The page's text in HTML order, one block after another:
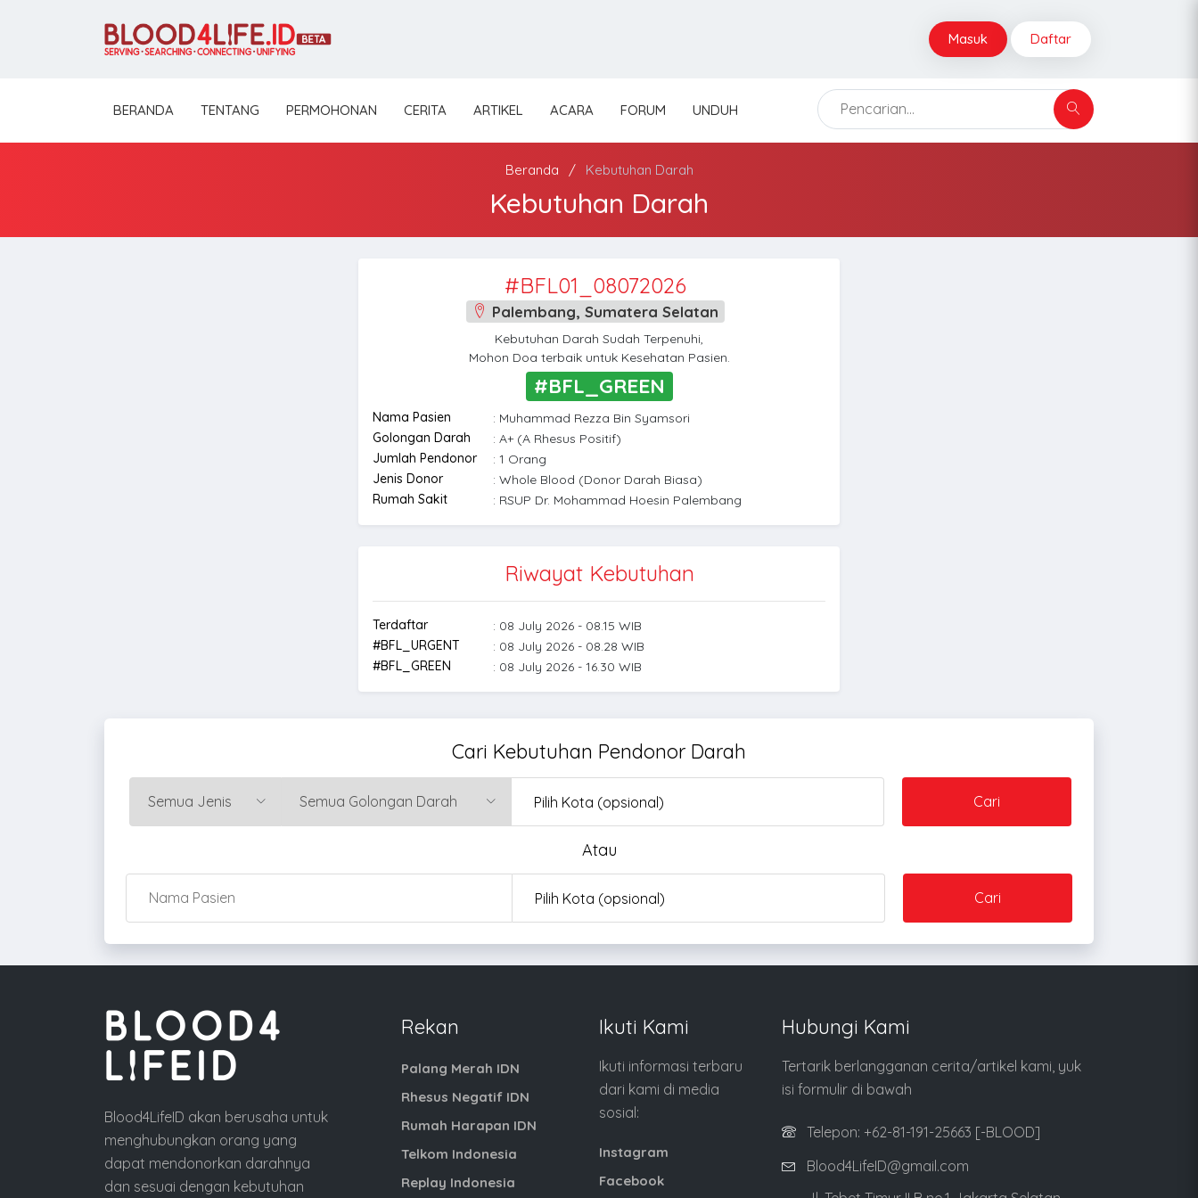
Masuk Daftar
BERANDA TENTANG PERMOHONAN CERITA ARTIKEL ACARA FORUM UNDUH
Beranda Kebutuhan Darah
Kebutuhan Darah
#BFL01_08072026
Palembang, Sumatera Selatan
Kebutuhan Darah Sudah Terpenuhi,
Mohon Doa terbaik untuk Kesehatan Pasien.
#BFL_GREEN
Nama Pasien
: Muhammad Rezza Bin Syamsori
Golongan Darah
: A+ (A Rhesus Positif)
Jumlah Pendonor
: 1 Orang
Jenis Donor
: Whole Blood (Donor Darah Biasa)
Rumah Sakit
: RSUP Dr. Mohammad Hoesin Palembang
Riwayat Kebutuhan
Terdaftar
: 08 July 2026 - 08.15 WIB
#BFL_URGENT
: 08 July 2026 - 08.28 WIB
#BFL_GREEN
: 08 July 2026 - 16.30 WIB
Cari Kebutuhan Pendonor Darah
Cari
Atau
Cari
Blood4LifeID akan berusaha untuk
menghubungkan orang yang
dapat mendonorkan darahnya
dan sesuai dengan kebutuhan
Rekan
Palang Merah IDN
Rhesus Negatif IDN
Rumah Harapan IDN
Telkom Indonesia
Replay Indonesia
Ikuti Kami
Ikuti informasi terbaru
dari kami di media
sosial:
Instagram
Facebook
Hubungi Kami
Tertarik berlangganan cerita/artikel kami, yuk
isi formulir di bawah
Telepon: +62-81-191-25663 [-BLOOD]
Blood4LifeID@gmail.com